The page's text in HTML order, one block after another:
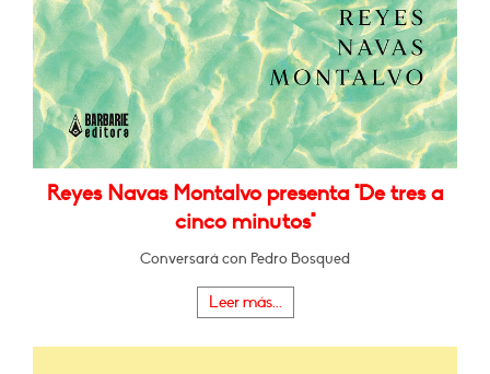
Reyes Navas Montalvo presenta "De tres a
cinco minutos"
Conversará con Pedro Bosqued
Leer más...